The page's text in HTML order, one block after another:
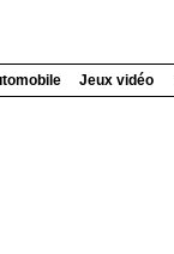
Jeux vidéo